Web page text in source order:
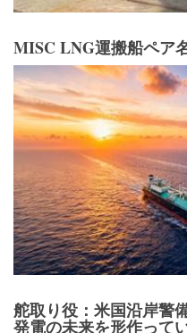
MISC LNG運搬船ペア
舵取り役：米国沿岸警
発電の未来を形作って